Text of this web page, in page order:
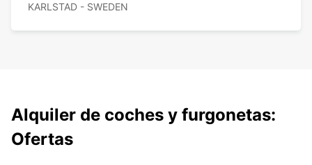
KARLSTAD - SWEDEN
Alquiler de coches y furgonetas:
Ofertas